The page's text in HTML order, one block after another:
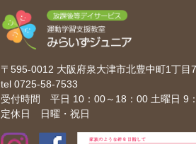
〒595-0012 大阪府泉大津市北豊中町1丁
tel 0725-58-7533
受付時間 平日 10：00～18：00 土曜日 9
定休日 日曜・祝日